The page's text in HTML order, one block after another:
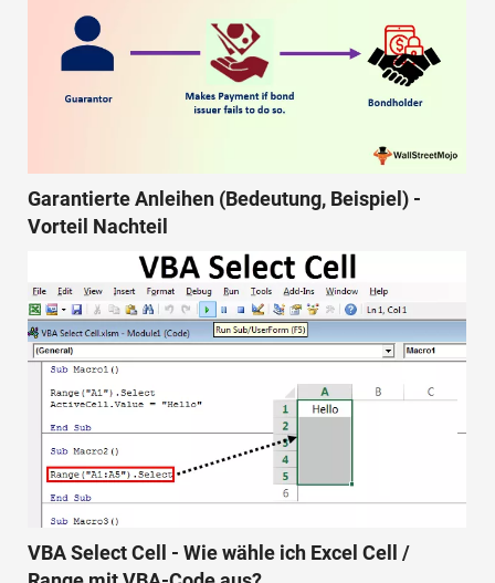
Garantierte Anleihen (Bedeutung, Beispiel) -
Vorteil Nachteil
VBA Select Cell - Wie wähle ich Excel Cell /